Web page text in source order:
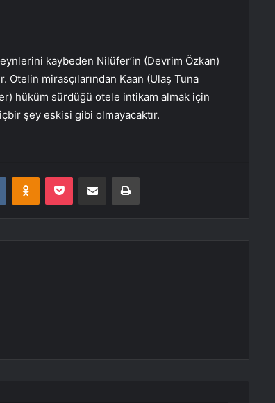
kaybeden Nilüfer’in (Devrim Özkan)
Otelin mirasçılarından Kaan (Ulaş Tuna
hüküm sürdüğü otele intikam almak için
şey eskisi gibi olmayacaktır.
VKontakteOdnoklassniki
Pocket E-Posta ile paylaş Yazdır